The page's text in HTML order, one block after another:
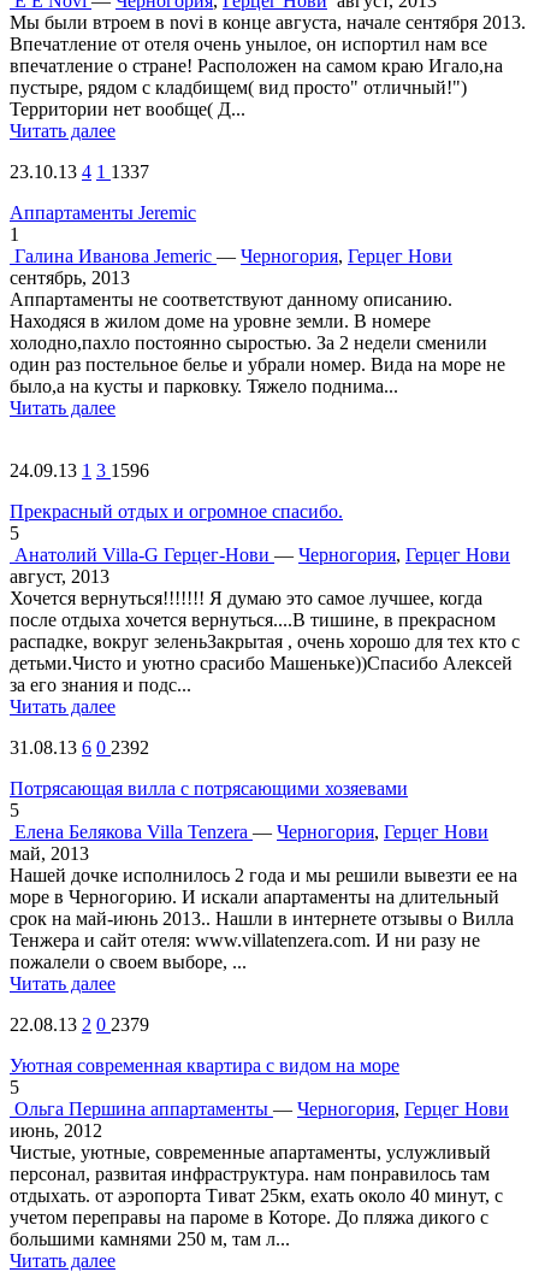
Мы были втроем в novi в конце августа, начале сентября 2013.
Впечатление от отеля очень унылое, он испортил нам все
впечатление о стране! Расположен на самом краю Игало,на
пустыре, рядом с кладбищем( вид просто" отличный!")
Территории нет вообще( Д...
Читать далее
23.10.13 4 1 1337
Аппартаменты Jeremic
1
Галина Иванова Jemeric — Черногория, Герцег Нови
сентябрь, 2013
Аппартаменты не соответствуют данному описанию.
Находяся в жилом доме на уровне земли. В номере
холодно,пахло постоянно сыростью. За 2 недели сменили
один раз постельное белье и убрали номер. Вида на море не
было,а на кусты и парковку. Тяжело поднима...
Читать далее
24.09.13 1 3 1596
Прекрасный отдых и огромное спасибо.
5
Анатолий Villa-G Герцег-Нови — Черногория, Герцег Нови
август, 2013
Хочется вернуться!!!!!!! Я думаю это самое лучшее, когда
после отдыха хочется вернуться....В тишине, в прекрасном
распадке, вокруг зеленьЗакрытая , очень хорошо для тех кто с
детьми.Чисто и уютно срасибо Машеньке))Спасибо Алексей
за его знания и подс...
Читать далее
31.08.13 6 0 2392
Потрясающая вилла с потрясающими хозяевами
5
Елена Белякова Villa Tenzera — Черногория, Герцег Нови
май, 2013
Нашей дочке исполнилось 2 года и мы решили вывезти ее на
море в Черногорию. И искали апартаменты на длительный
срок на май-июнь 2013.. Нашли в интернете отзывы о Вилла
Тенжера и сайт отеля: www.villatenzera.com. И ни разу не
пожалели о своем выборе, ...
Читать далее
22.08.13 2 0 2379
Уютная современная квартира с видом на море
5
Ольга Першина аппартаменты — Черногория, Герцег Нови
июнь, 2012
Чистые, уютные, современные апартаменты, услужливый
персонал, развитая инфраструктура. нам понравилось там
отдыхать. от аэропорта Тиват 25км, ехать около 40 минут, с
учетом переправы на пароме в Которе. До пляжа дикого с
большими камнями 250 м, там л...
Читать далее